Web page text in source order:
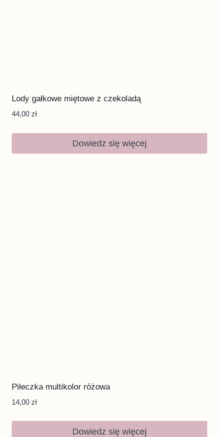
Lody gałkowe miętowe z czekoladą
44,00 zł
Dowiedz się więcej
Piłeczka multikolor różowa
14,00 zł
Dowiedz się więcej